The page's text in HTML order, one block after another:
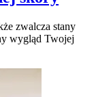
zwalcza stany
wygląd Twojej